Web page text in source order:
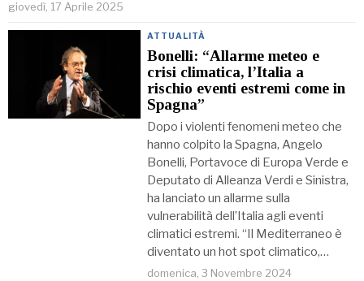
giovedì, 17 Aprile 2025
ATTUALITÀ
Bonelli: “Allarme meteo e
crisi climatica, l’Italia a
rischio eventi estremi come in
Spagna”
Dopo i violenti fenomeni meteo che
hanno colpito la Spagna, Angelo
Bonelli, Portavoce di Europa Verde e
Deputato di Alleanza Verdi e Sinistra,
ha lanciato un allarme sulla
vulnerabilità dell’Italia agli eventi
climatici estremi. “Il Mediterraneo è
diventato un hot spot climatico,…
domenica, 3 Novembre 2024